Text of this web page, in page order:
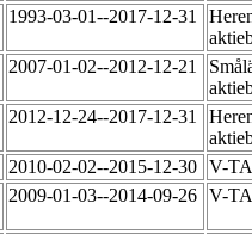
1993-03-01--2017-12-31
2007-01-02--2012-12-21
2012-12-24--2017-12-31
2010-02-02--2015-12-30 V-
2009-01-03--2014-09-26 V-